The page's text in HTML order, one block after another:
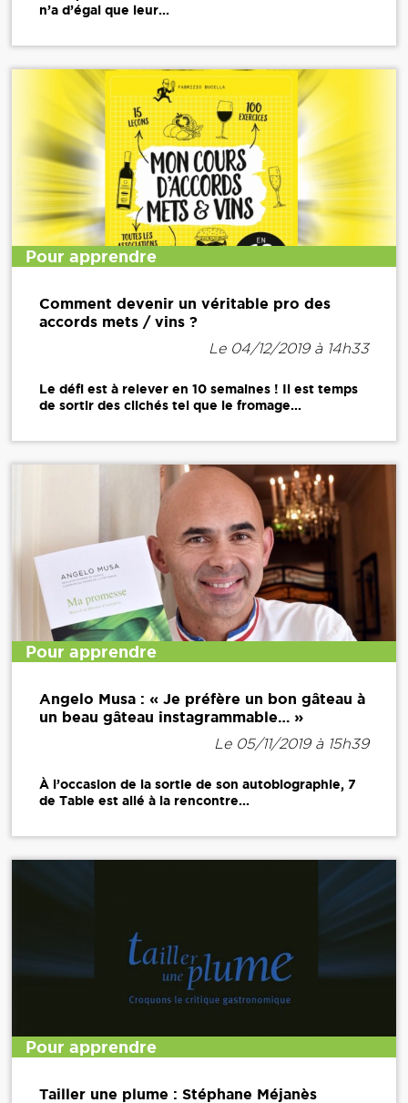
n’a d’égal que leur...
Pour apprendre
Comment devenir un véritable pro des
accords mets / vins ?
Le 04/12/2019 à 14h33
Le défi est à relever en 10 semaines ! Il est temps
de sortir des clichés tel que le fromage...
Pour apprendre
Angelo Musa : « Je préfère un bon gâteau à
un beau gâteau instagrammable… »
Le 05/11/2019 à 15h39
À l’occasion de la sortie de son autobiographie, 7
de Table est allé à la rencontre...
Pour apprendre
Tailler une plume : Stéphane Méjanès